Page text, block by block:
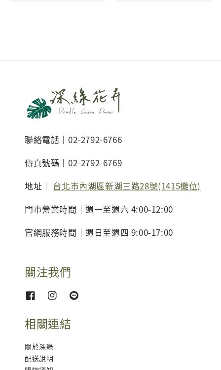
聯絡電話｜02-2792-6766
傳真號碼｜02-2792-6769
地址｜ 台北市內湖區新湖三路28號(1415攤位)
門市營業時間｜週一至週六 4:00-12:00
官網服務時間｜週日至週四 9:00-17:00
關注我們
相關連結
關於深綠
配送說明